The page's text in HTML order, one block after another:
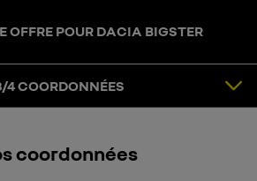
OFFRE POUR DACIA BIGSTER
4 COORDONNÉES
coordonnées